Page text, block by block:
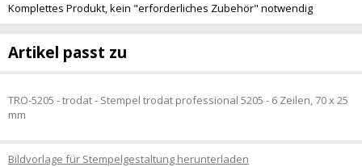
Komplettes Produkt, kein "erforderliches Zubehör" notwendig
Artikel passt zu
TRO-5205 - trodat - Stempel trodat professional 5205 - 6 Zeilen, 70 x 25
mm
Bildvorlage für Stempelgestaltung herunterladen